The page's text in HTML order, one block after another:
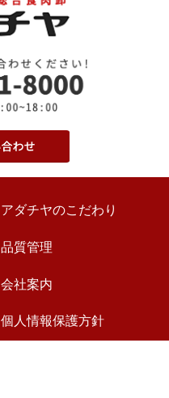
アダチヤのこだわり
品質管理
会社案内
個人情報保護方針